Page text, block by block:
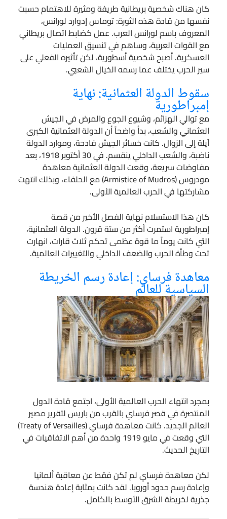
كان هناك شخصية بريطانية طريفة ومثيرة للاهتمام حسبت
نفسها من قادة هذه الثورة: توماس إدوارد لورانس،
المعروف باسم لورانس العرب. عمل كضابط اتصال بريطاني
مع القوات العربية، وساهم في تنسيق العمليات
العسكرية. أصبح شخصية أسطورية، لكن تأثيره الفعلي على
سير الحرب يختلف عما رسمه الخيال الشعبي.
سقوط الدولة العثمانية: نهاية
إمبراطورية
مع توالي الهزائم، وشيوع الجوع والمرض في الجيش
العثماني والشعب، بدأ واضحاً أن الدولة العثمانية الكبرى
آيلة إلى الزوال. كانت خسائر الجيش فادحة، وموارد الدولة
ناضبة، والشعب الداخلي ينقسم. في 30 أكتوبر 1918، بعد
مفاوضات سريعة، وقعت الدولة العثمانية معاهدة
مودروس (Armistice of Mudros) مع الحلفاء، وبذلك انتهت
مشاركتها في الحرب العالمية الأولى.
كان هذا الاستسلام نهاية الفصل الأخير من قصة
إمبراطورية استمرت أكثر من ستة قرون. الدولة العثمانية،
التي كانت يوماً ما قوة عظمى تحكم ثلاث قارات، انهارت
تحت وطأة الحرب والضعف الداخلي والتغييرات العالمية.
معاهدة فرساي: إعادة رسم الخريطة
السياسية للعالم
بمجرد انتهاء الحرب العالمية الأولى، اجتمع قادة الدول
المنتصرة في قصر فرساي بالقرب من باريس لتقرير مصير
العالم الجديد. كانت معاهدة فرساي (Treaty of Versailles)
التي وقعت في مايو 1919 واحدة من أهم الاتفاقيات في
التاريخ الحديث.
لكن معاهدة فرساي لم تكن فقط عن معاقبة ألمانيا
وإعادة رسم حدود أوروبا. لقد كانت بمثابة إعادة هندسة
جذرية لخريطة الشرق الأوسط بالكامل.